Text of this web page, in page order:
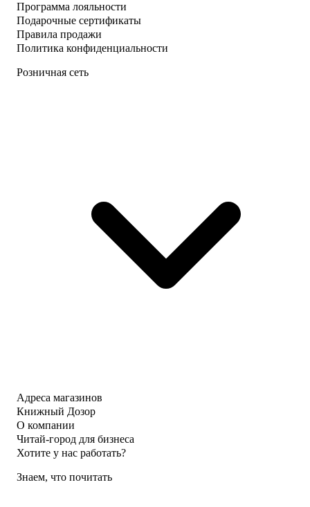
Программа лояльности
Подарочные сертификаты
Правила продажи
Политика конфиденциальности
Розничная сеть
Адреса магазинов
Книжный Дозор
О компании
Читай-город для бизнеса
Хотите у нас работать?
Знаем, что почитать